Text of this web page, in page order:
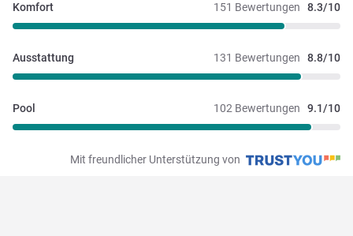
151 Bewertungen 8.3/10
Komfort
131 Bewertungen 8.8/10
Ausstattung
102 Bewertungen 9.1/10
Pool
Mit freundlicher Unterstützung von